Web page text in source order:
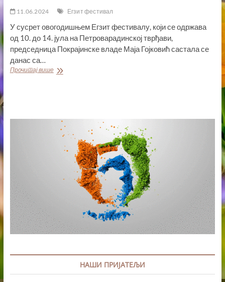
11.06.2024 Егзит фестивал
У сусрет овогодишњем Егзит фестивалу, који се одржава
од 10. до 14. јула на Петроварадинској тврђави,
председница Покрајинске владе Маја Гојковић састала се
данас са…
Прочитај вишеПРЕДСЕДНИЦА
ФЕСТИВАЛА
ЕГЗИТ
НАШИ ПРИЈАТЕЉИ